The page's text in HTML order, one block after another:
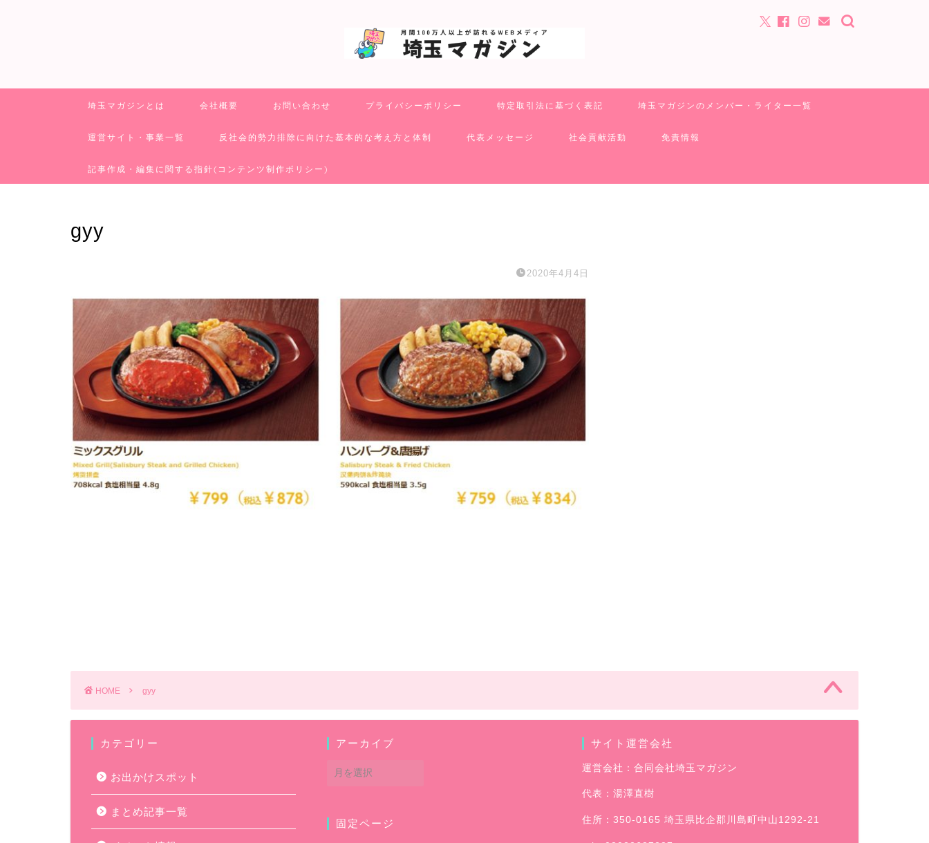
埼玉マガジンとは 会社概要 お問い合わせ プライバシーポリシー 特定取引法に基づく表記 埼玉マガジンのメンバー・ライター一覧
運営サイト・事業一覧 反社会的勢力排除に向けた基本的な考え方と体制 代表メッセージ 社会貢献活動 免責情報
記事作成・編集に関する指針(コンテンツ制作ポリシー)
gyy
2020年4月4日
HOME gyy
カテゴリー
お出かけスポット
まとめ記事一覧
アーカイブ
ア
ー
固定ページ
サイト運営会社
運営会社：合同会社埼玉マガジン
代表：湯澤直樹
住所：350-0165 埼玉県比企郡川島町中山1292-21